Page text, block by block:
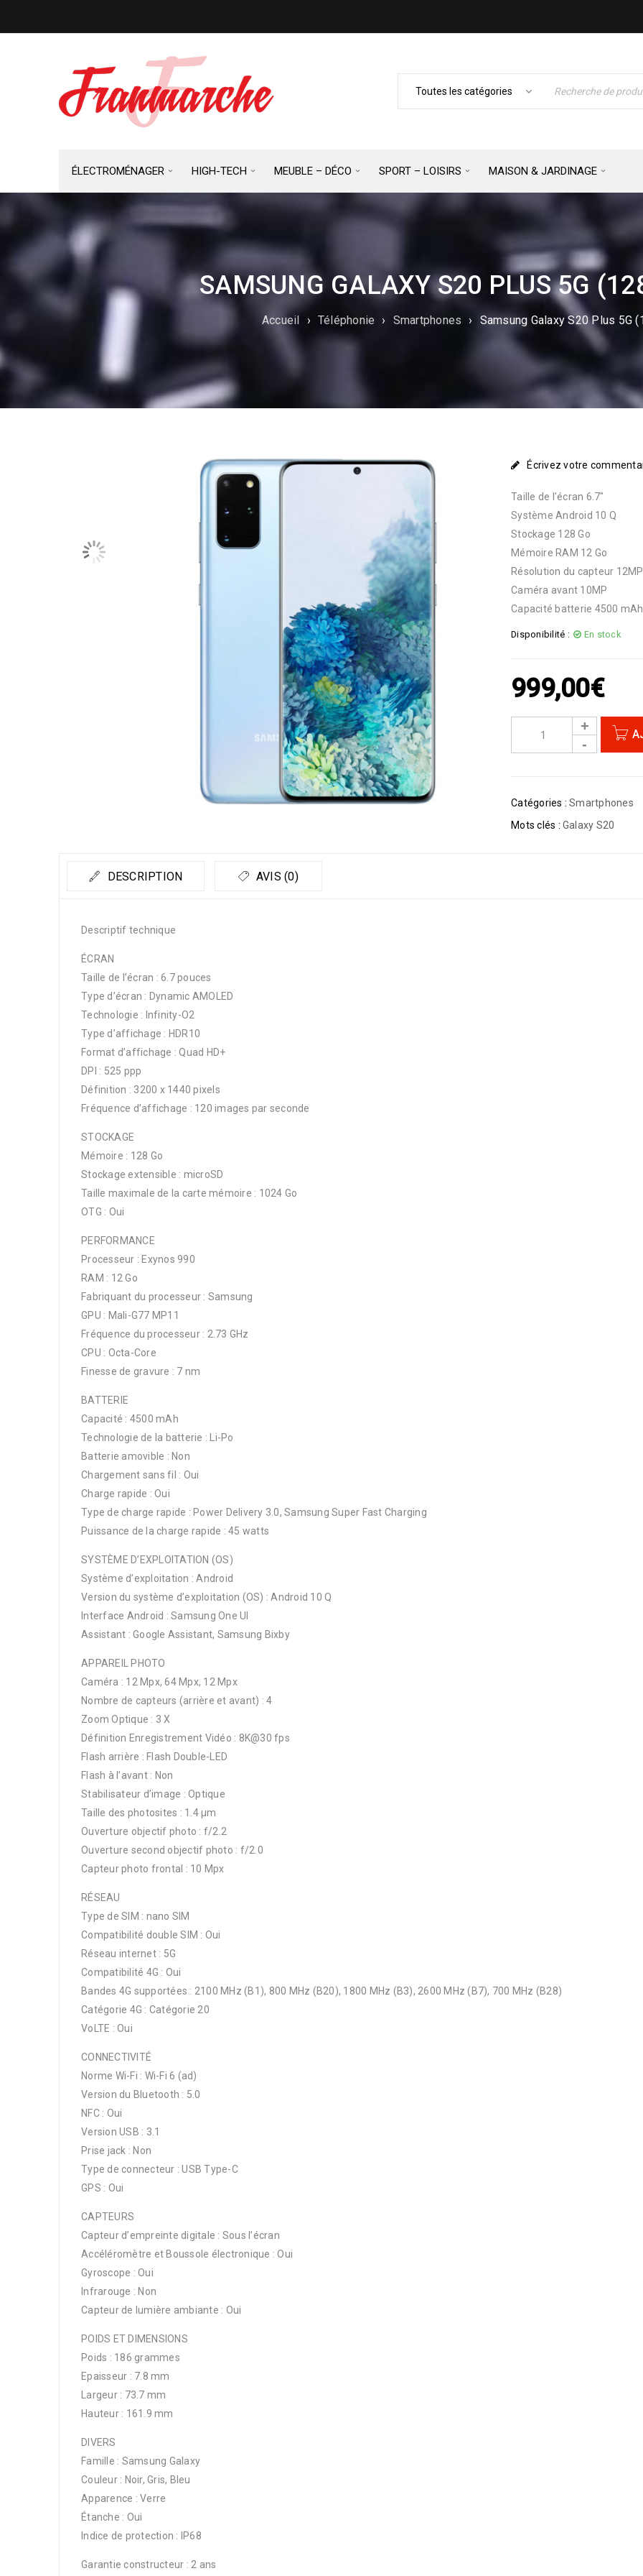
ÉLECTROMÉNAGER HIGH-TECH MEUBLE – DÉCO SPORT – LOISIRS MAISON & JARDINAGE
SAMSUNG GALAXY S20 PLUS 5G
Accueil › Téléphonie › Smartphones › Samsung Galaxy S20 Plus 5G
Écrivez votre
Taille de l’écran 6.7″
Système Android 10 Q
Stockage 128 Go
Mémoire RAM 12 Go
Résolution du capteur 12MP
Caméra avant 10MP
Capacité batterie 4500 mAh
Disponibilité : En stock
999,00€
Catégories : Smartphones
Mots clés : Galaxy S20
DESCRIPTION AVIS (0)
Descriptif technique
ÉCRAN
Taille de l’écran : 6.7 pouces
Type d’écran : Dynamic AMOLED
Technologie : Infinity-O2
Type d’affichage : HDR10
Format d’affichage : Quad HD+
DPI : 525 ppp
Définition : 3200 x 1440 pixels
Fréquence d’affichage : 120 images par seconde
STOCKAGE
Mémoire : 128 Go
Stockage extensible : microSD
Taille maximale de la carte mémoire : 1024 Go
OTG : Oui
PERFORMANCE
Processeur : Exynos 990
RAM : 12 Go
Fabriquant du processeur : Samsung
GPU : Mali-G77 MP11
Fréquence du processeur : 2.73 GHz
CPU : Octa-Core
Finesse de gravure : 7 nm
BATTERIE
Capacité : 4500 mAh
Technologie de la batterie : Li-Po
Batterie amovible : Non
Chargement sans fil : Oui
Charge rapide : Oui
Type de charge rapide : Power Delivery 3.0, Samsung Super Fast Charging
Puissance de la charge rapide : 45 watts
SYSTÈME D’EXPLOITATION (OS)
Système d’exploitation : Android
Version du système d’exploitation (OS) : Android 10 Q
Interface Android : Samsung One UI
Assistant : Google Assistant, Samsung Bixby
APPAREIL PHOTO
Caméra : 12 Mpx, 64 Mpx, 12 Mpx
Nombre de capteurs (arrière et avant) : 4
Zoom Optique : 3 X
Définition Enregistrement Vidéo : 8K@30 fps
Flash arrière : Flash Double-LED
Flash à l’avant : Non
Stabilisateur d’image : Optique
Taille des photosites : 1.4 µm
Ouverture objectif photo : f/2.2
Ouverture second objectif photo : f/2.0
Capteur photo frontal : 10 Mpx
RÉSEAU
Type de SIM : nano SIM
Compatibilité double SIM : Oui
Réseau internet : 5G
Compatibilité 4G : Oui
Bandes 4G supportées : 2100 MHz (B1), 800 MHz (B20), 1800 MHz (B3), 2600 MHz (B7), 700 MHz (B28)
Catégorie 4G : Catégorie 20
VoLTE : Oui
CONNECTIVITÉ
Norme Wi-Fi : Wi-Fi 6 (ad)
Version du Bluetooth : 5.0
NFC : Oui
Version USB : 3.1
Prise jack : Non
Type de connecteur : USB Type-C
GPS : Oui
CAPTEURS
Capteur d’empreinte digitale : Sous l’écran
Accéléromètre et Boussole électronique : Oui
Gyroscope : Oui
Infrarouge : Non
Capteur de lumière ambiante : Oui
POIDS ET DIMENSIONS
Poids : 186 grammes
Epaisseur : 7.8 mm
Largeur : 73.7 mm
Hauteur : 161.9 mm
DIVERS
Famille : Samsung Galaxy
Couleur : Noir, Gris, Bleu
Apparence : Verre
Étanche : Oui
Indice de protection : IP68
Garantie constructeur : 2 ans